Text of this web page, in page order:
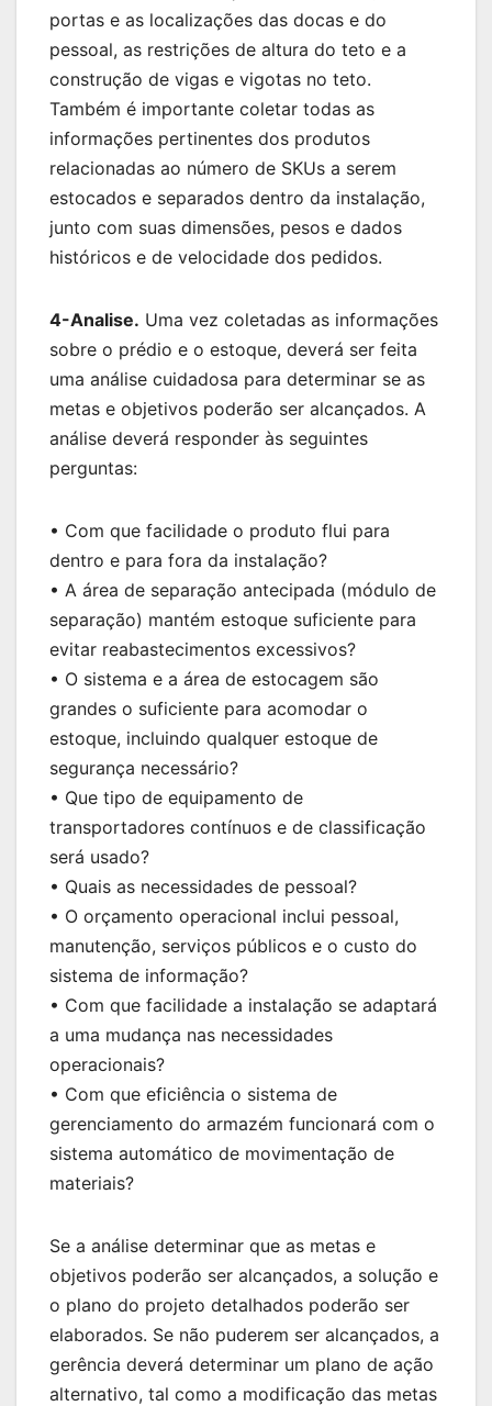
portas e as localizações das docas e do
pessoal, as restrições de altura do teto e a
construção de vigas e vigotas no teto.
Também é importante coletar todas as
informações pertinentes dos produtos
relacionadas ao número de SKUs a serem
estocados e separados dentro da instalação,
junto com suas dimensões, pesos e dados
históricos e de velocidade dos pedidos.
4-Analise. Uma vez coletadas as informações
sobre o prédio e o estoque, deverá ser feita
uma análise cuidadosa para determinar se as
metas e objetivos poderão ser alcançados. A
análise deverá responder às seguintes
perguntas:
• Com que facilidade o produto flui para
dentro e para fora da instalação?
• A área de separação antecipada (módulo de
separação) mantém estoque suficiente para
evitar reabastecimentos excessivos?
• O sistema e a área de estocagem são
grandes o suficiente para acomodar o
estoque, incluindo qualquer estoque de
segurança necessário?
• Que tipo de equipamento de
transportadores contínuos e de classificação
será usado?
• Quais as necessidades de pessoal?
• O orçamento operacional inclui pessoal,
manutenção, serviços públicos e o custo do
sistema de informação?
• Com que facilidade a instalação se adaptará
a uma mudança nas necessidades
operacionais?
• Com que eficiência o sistema de
gerenciamento do armazém funcionará com o
sistema automático de movimentação de
materiais?
Se a análise determinar que as metas e
objetivos poderão ser alcançados, a solução e
o plano do projeto detalhados poderão ser
elaborados. Se não puderem ser alcançados, a
gerência deverá determinar um plano de ação
alternativo, tal como a modificação das metas